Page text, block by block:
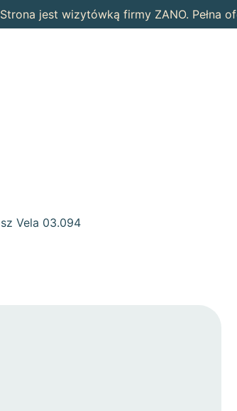
Strona jest wizytówką firmy ZANO. Pełna